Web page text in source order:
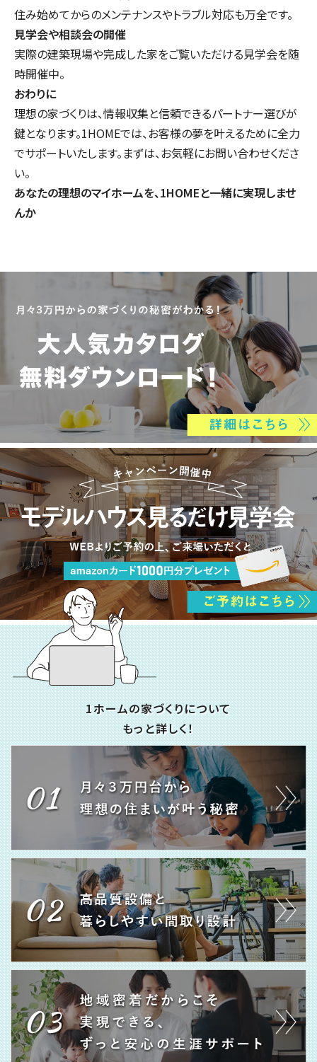
住み始めてからのメンテナンスやトラブル対応も万全です。
見学会や相談会の開催
実際の建築現場や完成した家をご覧いただける見学会を随
時開催中。
おわりに
理想の家づくりは、情報収集と信頼できるパートナー選びが
鍵となります。1HOMEでは、お客様の夢を叶えるために全力
でサポートいたします。まずは、お気軽にお問い合わせくださ
い。
あなたの理想のマイホームを、1HOMEと一緒に実現しませ
んか
1ホームの家づくりについて
もっと詳しく！